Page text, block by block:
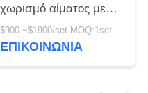
χωρισμό αίματος με
τους στροφείς
ταλάντευσης σε
$900 ~$1900/set MOQ:1set
ΕΠΙΚΟΙΝΩΝΊΑ